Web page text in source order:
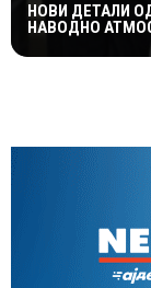
НОВИ ДЕТАЛИ
НАВОДНО
ШТО СЕ